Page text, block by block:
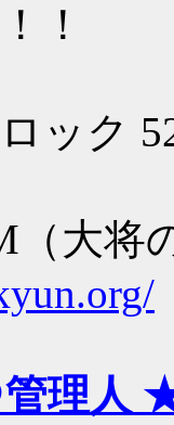
！
ック
（大将
管理人